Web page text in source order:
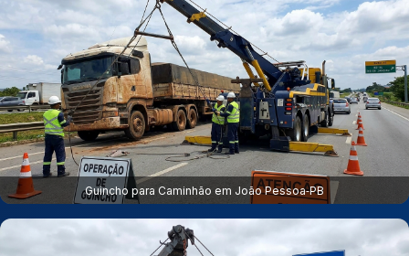
Guincho para Caminhão em João Pessoa‑PB